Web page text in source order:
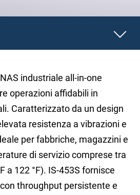
industriale all-in-one
operazioni affidabili in
Caratterizzato da un design
resistenza a vibrazioni e
per fabbriche, magazzini e
di servizio comprese tra
a 122 °F). IS-453S fornisce
throughput persistente e